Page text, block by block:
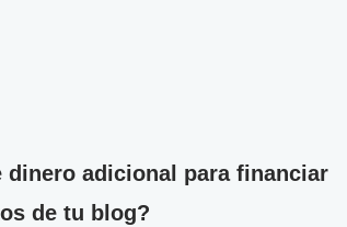
dinero adicional para financiar
de tu blog?